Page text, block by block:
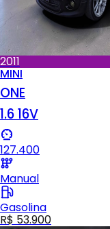
2011
MINI
ONE
1.6 16V
127.400
Manual
Gasolina
R$ 53.900